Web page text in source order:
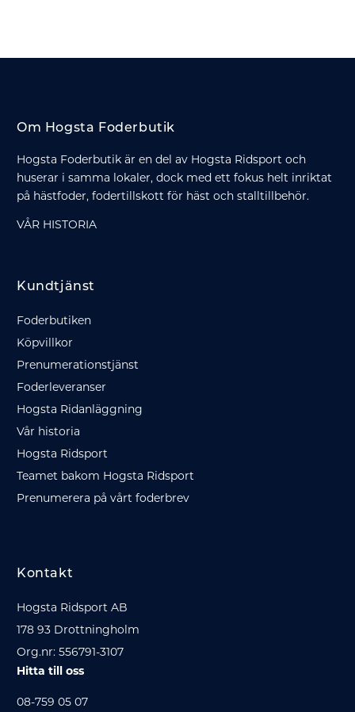
Om Hogsta Foderbutik
Hogsta Foderbutik är en del av Hogsta Ridsport och
huserar i samma lokaler, dock med ett fokus helt inriktat
på hästfoder, fodertillskott för häst och stalltillbehör.
VÅR HISTORIA
Kundtjänst
Foderbutiken
Köpvillkor
Prenumerationstjänst
Foderleveranser
Hogsta Ridanläggning
Vår historia
Hogsta Ridsport
Teamet bakom Hogsta Ridsport
Prenumerera på vårt foderbrev
Kontakt
Hogsta Ridsport AB
178 93 Drottningholm
Org.nr: 556791-3107
Hitta till oss
08-759 05 07